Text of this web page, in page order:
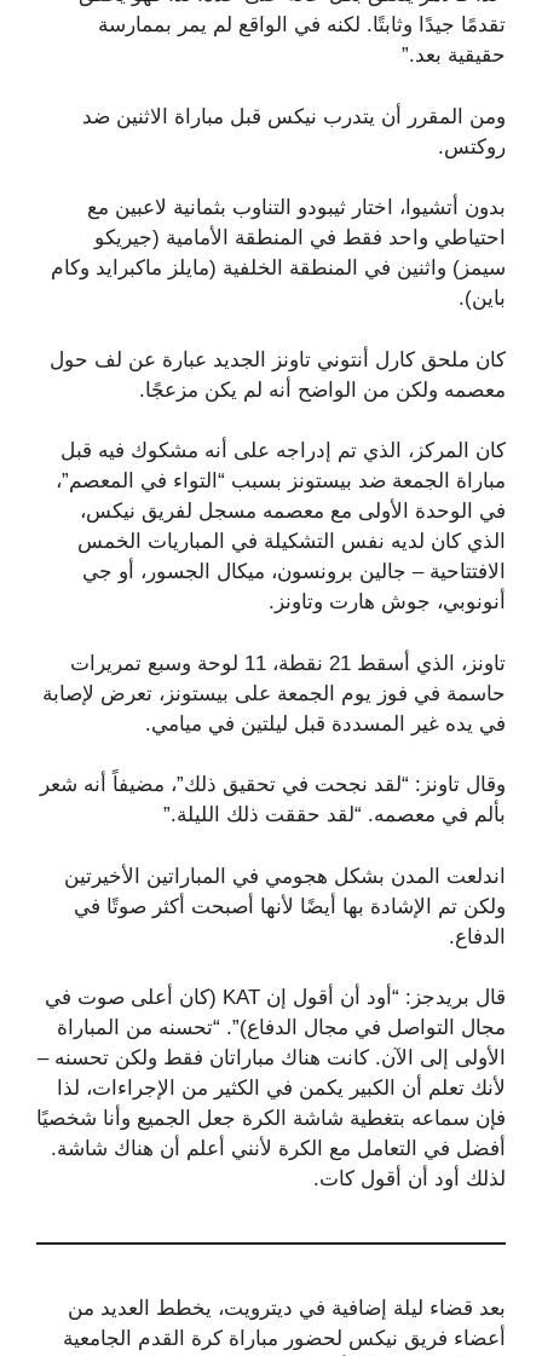
تقدمًا جيدًا وثابتًا. لكنه في الواقع لم يمر بممارسة
حقيقية بعد.”
ومن المقرر أن يتدرب نيكس قبل مباراة الاثنين ضد
روكتس.
بدون أتشيوا، اختار ثيبودو التناوب بثمانية لاعبين مع
احتياطي واحد فقط في المنطقة الأمامية (جيريكو
سيمز) واثنين في المنطقة الخلفية (مايلز ماكبرايد وكام
باين).
كان ملحق كارل أنتوني تاونز الجديد عبارة عن لف حول
معصمه ولكن من الواضح أنه لم يكن مزعجًا.
كان المركز، الذي تم إدراجه على أنه مشكوك فيه قبل
مباراة الجمعة ضد بيستونز بسبب “التواء في المعصم”،
في الوحدة الأولى مع معصمه مسجل لفريق نيكس،
الذي كان لديه نفس التشكيلة في المباريات الخمس
الافتتاحية – جالين برونسون، ميكال الجسور، أو جي
أنونوبي، جوش هارت وتاونز.
تاونز، الذي أسقط 21 نقطة، 11 لوحة وسبع تمريرات
حاسمة في فوز يوم الجمعة على بيستونز، تعرض لإصابة
في يده غير المسددة قبل ليلتين في ميامي.
وقال تاونز: “لقد نجحت في تحقيق ذلك”، مضيفاً أنه شعر
بألم في معصمه. “لقد حققت ذلك الليلة.”
اندلعت المدن بشكل هجومي في المباراتين الأخيرتين
ولكن تم الإشادة بها أيضًا لأنها أصبحت أكثر صوتًا في
الدفاع.
قال بريدجز: “أود أن أقول إن KAT (كان أعلى صوت في
مجال التواصل في مجال الدفاع)”. “تحسنه من المباراة
الأولى إلى الآن. كانت هناك مباراتان فقط ولكن تحسنه –
لأنك تعلم أن الكبير يكمن في الكثير من الإجراءات، لذا
فإن سماعه بتغطية شاشة الكرة جعل الجميع وأنا شخصيًا
أفضل في التعامل مع الكرة لأنني أعلم أن هناك شاشة.
لذلك أود أن أقول كات.
بعد قضاء ليلة إضافية في ديترويت، يخطط العديد من
أعضاء فريق نيكس لحضور مباراة كرة القدم الجامعية